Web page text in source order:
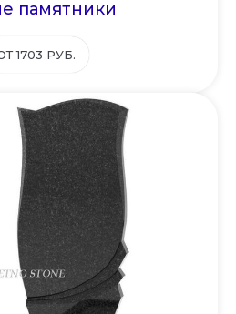
памятники
1703 РУБ.